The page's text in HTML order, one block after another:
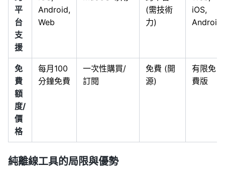
平
台
支
援
Android,
Web
(需技術
力)
iOS,
Android
免
費
額
度/
價
格
每月100
分鐘免費
一次性購買/
訂閱
免費 (開
源)
有限免
費版
純離線工具的局限與優勢